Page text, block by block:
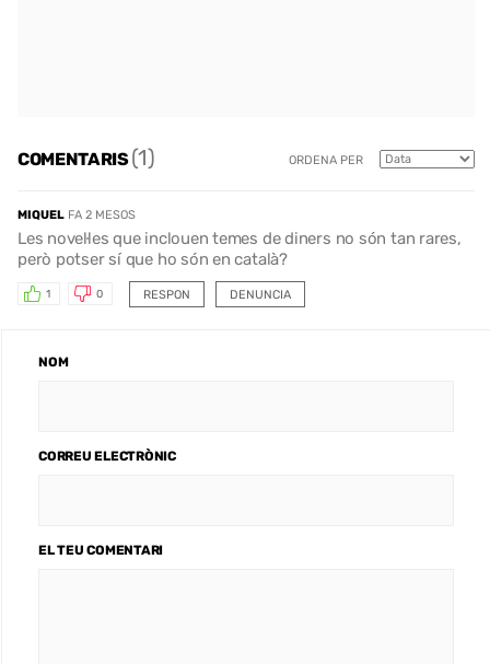
COMENTARIS(1) ORDENA PER
MIQUEL FA 2 MESOS
Les novel·les que inclouen temes de diners no són tan rares,
però potser sí que ho són en català?
RESPON
1 0 DENUNCIA
NOM
CORREU ELECTRÒNIC
EL TEU COMENTARI